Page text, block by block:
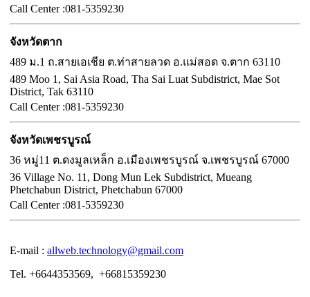
Call Center :081-5359230
จังหวัดตาก
489 ม.1 ถ.สายเอเชีย ต.ท่าสายลวด อ.แม่สอด จ.ตาก 63110
489 Moo 1, Sai Asia Road, Tha Sai Luat Subdistrict, Mae Sot
District, Tak 63110
Call Center :081-5359230
จังหวัดเพชรบูรณ์
36 หมู่11 ต.ดงมูลเหล็ก อ.เมืองเพชรบูรณ์ จ.เพชรบูรณ์ 67000
36 Village No. 11, Dong Mun Lek Subdistrict, Mueang
Phetchabun District, Phetchabun 67000
Call Center :081-5359230
E-mail : allweb.technology@gmail.com
Tel. +6644353569, +66815359230